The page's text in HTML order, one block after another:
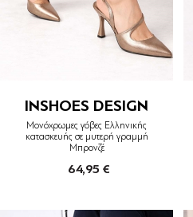
INSHOES DESIGN
Μονόχρωμες γόβες Ελληνικής
κατασκευής σε μυτερή γραμμή
Μπρονζέ
64,95 €